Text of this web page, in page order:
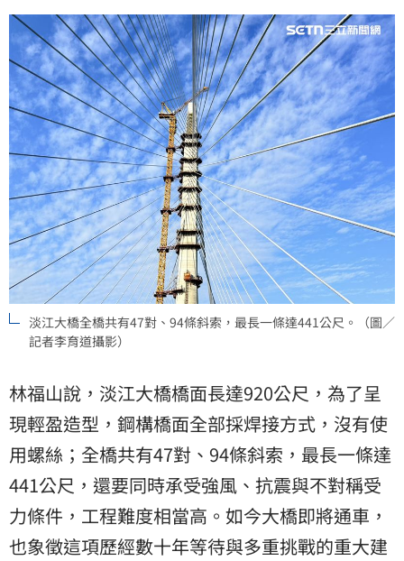
淡江大橋全橋共有47對、94條斜索，最長一條達441公尺。（圖／
記者李育道攝影）
林福山說，淡江大橋橋面長達920公尺，為了呈
現輕盈造型，鋼構橋面全部採焊接方式，沒有使
用螺絲；全橋共有47對、94條斜索，最長一條達
441公尺，還要同時承受強風、抗震與不對稱受
力條件，工程難度相當高。如今大橋即將通車，
也象徵這項歷經數十年等待與多重挑戰的重大建